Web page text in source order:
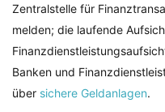
Zentralstelle für
melden; die laufende
Banken und
über sichere Geldanlagen.